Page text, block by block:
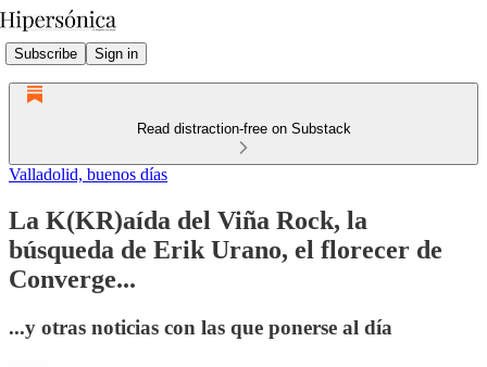
Subscribe Sign in
Read distraction-free on Substack
Valladolid, buenos días
La K(KR)aída del Viña Rock, la
búsqueda de Erik Urano, el florecer de
Converge...
...y otras noticias con las que ponerse al día